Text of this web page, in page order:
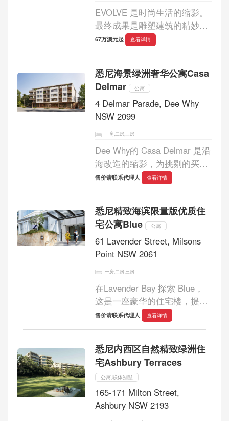
EVOLVE 是时尚生活的缩影。
最终成果是雕塑建筑的精妙有
机设计，完美融合了自然、功
能和创意形式。EVOLVE 公寓
的优质饰面，郁郁葱葱的本土
景观为这些住宅...
67万澳元起 查看详情
悉尼海景绿洲奢华公寓Casa
Delmar
公寓
4 Delmar Parade, Dee Why
NSW 2099
一房,二房,三房
Dee Why的 Casa Delmar 是沿
海改造的缩影，为挑剔的买家
提供现代化的便利设施和奢华
园，是距离大海仅几步之遥的
绿洲。...
售价请联系代理人 查看详情
悉尼精致海滨限量版优质住
宅公寓Blue
公寓
61 Lavender Street, Milsons
Point NSW 2061
一房,二房,三房
在Lavender Bay 探索 Blue，
这是一座豪华的住宅楼，提供
真正的海港生活方式。
Aqualand Australia 和屡获殊
造了一种与众不同的生活体
验。...
售价请联系代理人 查看详情
悉尼内西区自然精致绿洲住
宅Ashbury Terraces
公寓,联体别墅
165-171 Milton Street,
Ashbury NSW 2193